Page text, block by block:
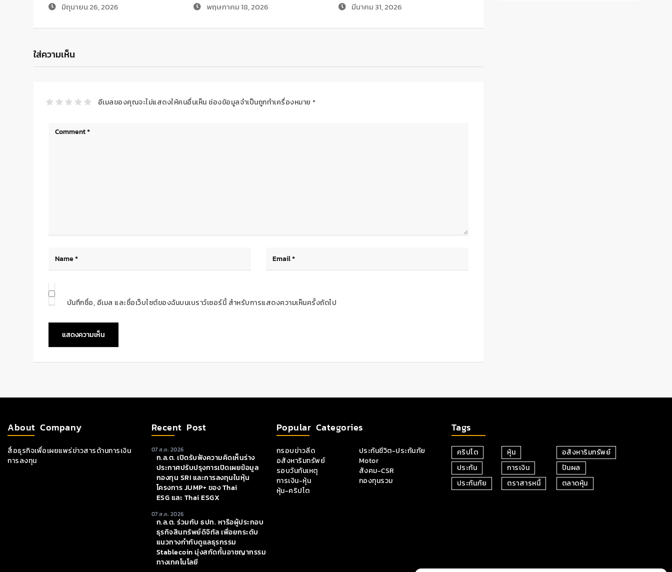
มิถุนายน 26, 2026 พฤษภาคม 18, 2026 มีนาคม 31, 2026
ใส่ความเห็น
อีเมลของคุณจะไม่แสดงให้คนอื่นเห็น ช่องข้อมูลจำเป็นถูกทำเครื่องหมาย *
บันทึกชื่อ, อีเมล และชื่อเว็บไซต์ของฉันบนเบราว์เซอร์นี้ สำหรับการแสดงความเห็นครั้งถัดไป
About Company
สื่อธุรกิจเพื่อเผยแพร่ข่าวสารด้านการเงิน
การลงทุน
Recent Post
07 ส.ค. 2026
ก.ล.ต. เปิดรับฟังความคิดเห็นร่าง
ประกาศปรับปรุงการเปิดเผยข้อมูล
กองทุน SRI และการลงทุนในหุ้น
โครงการ JUMP+ ของ Thai
ESG และ Thai ESGX
07 ส.ค. 2026
ก.ล.ต. ร่วมกับ ธปท. หารือผู้ประกอบ
ธุรกิจสินทรัพย์ดิจิทัล เพื่อยกระดับ
แนวทางกำกับดูแลธุรกรรม
Stablecoin มุ่งสกัดกั้นอาชญากรรม
ทางเทคโนโลยี
Popular Categories
กรอบข่าวลีด
อสังหาริมทรัพย์
รอบวันทันเหตุ
การเงิน-หุ้น
หุ้น-คริปโต
ประกันชีวิต-ประกันภัย
Motor
สังคม-CSR
กองทุนรวม
Tags
คริปโต
ประกัน
ประกันภัย
หุ้น
การเงิน
ตราสารหนี้
อสังหาริมทรัพย์
ปันผล
ตลาดหุ้น